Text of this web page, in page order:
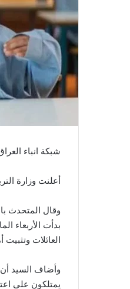
شبكة انباء
أعلنت وزارة
وقال المتحدث
بدأت الأربعاء
العائلات وتثبيت
وأضاف السيد أن
يمتلكون على